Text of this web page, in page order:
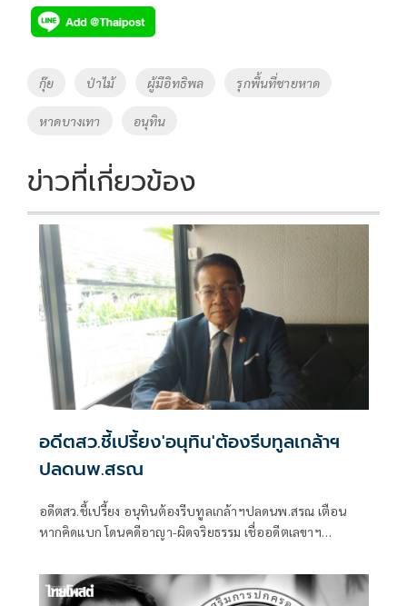
e
b
k
tt
er
p
y
Li
k
Tags
กุ๊ย ป่าไม้ ผู้มีอิทธิพล รุกพื้นที่ชายหาด
หาดบางเทา อนุทิน
ข่าวที่เกี่ยวข้อง
อดีตสว.ชี้เปรี้ยง'อนุทิน'ต้องรีบทูลเกล้าฯ
ปลดนพ.สรณ
อดีตสว.ชี้เปรี้ยง อนุทินต้องรีบทูลเกล้าฯปลดนพ.สรณ เตือน
หากคิดแบก โดนคดีอาญา-ผิดจริยธรรม เชื่ออดีตเลขาฯ